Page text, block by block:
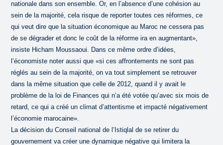
nationale dans son ensemble. Or, en l’absence d’une cohésion au
sein de la majorité, cela risque de reporter toutes ces réformes, ce
qui veut dire que la situation économique au Maroc ne cessera pas
de se dégrader et donc le coût de la réforme ira en augmentant»,
insiste Hicham Moussaoui. Dans ce même ordre d’idées,
l’économiste noter aussi que «si ces affrontements ne sont pas
réglés au sein de la majorité, on va tout simplement se retrouver
dans la même situation que celle de 2012, quand il y avait le
problème de la loi de Finances qui n’a été votée qu’avec six mois de
retard, ce qui a créé un climat d’attentisme et impacté négativement
l’économie marocaine».
La décision du Conseil national de l’Istiqlal de se retirer du
gouvernement va créer une dynamique négative qui limitera la